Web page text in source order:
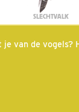
SLECHTVALK
je van de vogels?